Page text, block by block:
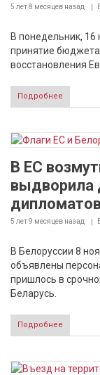
5 лет 8 месяцев назад
В понедельник,
принятие
восстановления
Подробнее
В ЕС
выдворила
дипломатов
5 лет 9 месяцев назад
В Белоруссии 8
объявлены
пришлось в
Беларусь.
Подробнее